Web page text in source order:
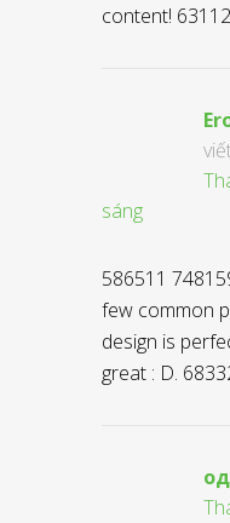
content!
sáng
586511
few common
design is
great : D.